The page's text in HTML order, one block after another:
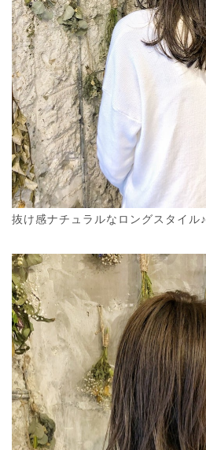
抜け感ナチュラルなロングスタイル♪